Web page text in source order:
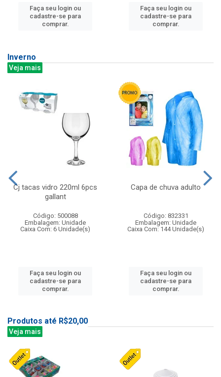
Faça seu login ou
cadastre-se para
comprar.
Faça seu login ou
cadastre-se para
comprar.
Inverno
Veja mais
Cj tacas vidro 220ml 6pcs
gallant
Código: 500088
Embalagem: Unidade
Caixa Com: 6 Unidade(s)
Faça seu login ou
cadastre-se para
comprar.
Capa de chuva adulto
Código: 832331
Embalagem: Unidade
Caixa Com: 144 Unidade(s)
Faça seu login ou
cadastre-se para
comprar.
Produtos até R$20,00
Veja mais